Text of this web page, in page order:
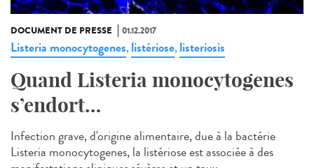
DOCUMENT DE PRESSE 01.12.2017
Listeria monocytogenes, listériose, listeriosis
Quand Listeria monocytogenes
s’endort…
Infection grave, d'origine alimentaire, due à la bactérie
Listeria monocytogenes, la listériose est associée à des